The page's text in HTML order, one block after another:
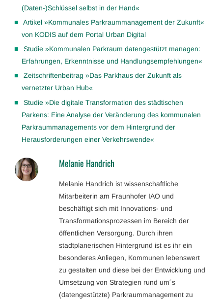
(Daten-)Schlüssel selbst in der Hand«
Artikel »Kommunales Parkraummanagement der Zukunft«
von KODIS auf dem Portal Urban Digital
Studie »Kommunalen Parkraum datengestützt managen:
Erfahrungen, Erkenntnisse und Handlungsempfehlungen«
Zeitschriftenbeitrag »Das Parkhaus der Zukunft als
vernetzter Urban Hub«
Studie »Die digitale Transformation des städtischen
Parkens: Eine Analyse der Veränderung des kommunalen
Parkraummanagements vor dem Hintergrund der
Herausforderungen einer Verkehrswende«
Melanie Handrich
Melanie Handrich ist wissenschaftliche
Mitarbeiterin am Fraunhofer IAO und
beschäftigt sich mit Innovations- und
Transformationsprozessen im Bereich der
öffentlichen Versorgung. Durch ihren
stadtplanerischen Hintergrund ist es ihr ein
besonderes Anliegen, Kommunen lebenswert
zu gestalten und diese bei der Entwicklung und
Umsetzung von Strategien rund um´s
(datengestützte) Parkraummanagement zu